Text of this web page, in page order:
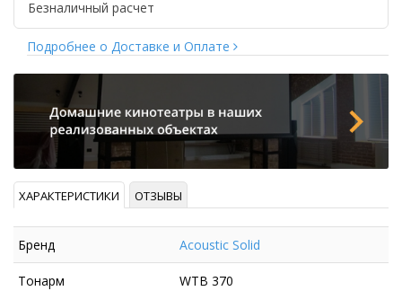
Безналичный расчет
Подробнее о Доставке и Оплате
ХАРАКТЕРИСТИКИ ОТЗЫВЫ
Бренд Acoustic Solid
Тонарм WTB 370